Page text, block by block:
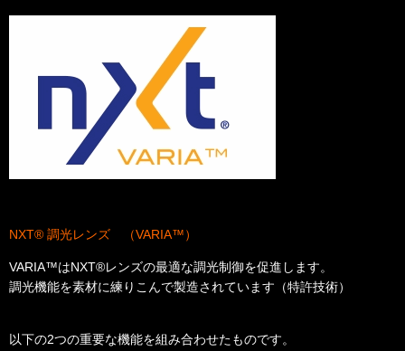
NXT® 調光レンズ （VARIA™）
VARIA™はNXT®レンズの最適な調光制御を促進します。
調光機能を素材に練りこんで製造されています（特許技術）
以下の2つの重要な機能を組み合わせたものです。